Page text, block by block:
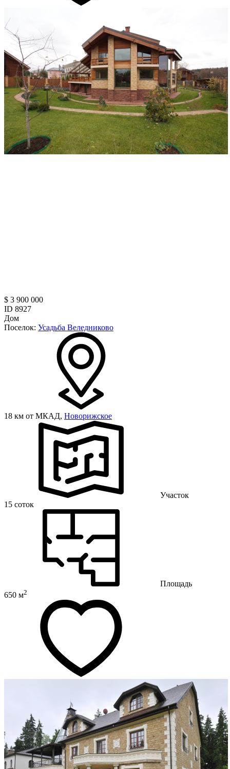
$ 3 900 000
ID 8927
Дом
Поселок: Усадьба Веледниково
18 км от МКАД, Новорижское
Участок
15 соток
Площадь
650 м2